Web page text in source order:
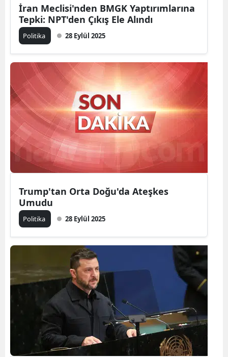
İran Meclisi'nden BMGK Yaptırımlarına
Tepki: NPT'den Çıkış Ele Alındı
Politika 28 Eylül 2025
Trump'tan Orta Doğu'da Ateşkes
Umudu
Politika 28 Eylül 2025